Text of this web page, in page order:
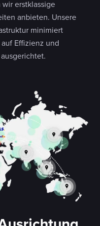
erstklassige
anbieten. Unsere
minimiert
Effizienz und